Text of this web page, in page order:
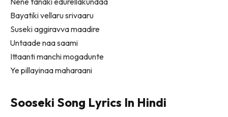
Bayatiki vellaru srivaaru
Suseki aggiravva maadire
Untaade naa saami
Ittaanti manchi mogadunte
Ye pillayinaa maharaani
Sooseki Song Lyrics In Hindi